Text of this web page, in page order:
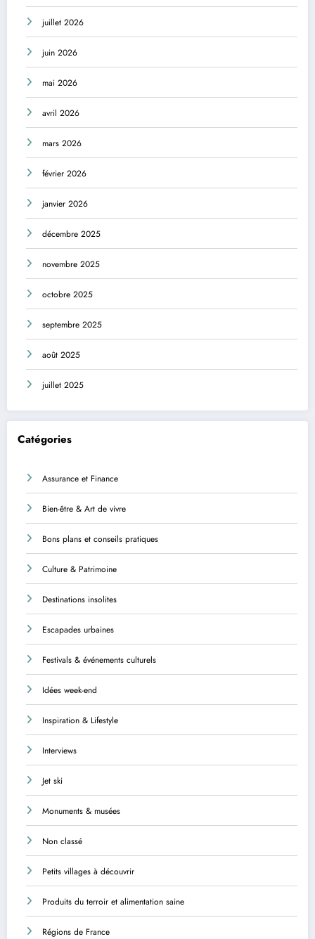
juillet 2026
juin 2026
mai 2026
avril 2026
mars 2026
février 2026
janvier 2026
décembre 2025
novembre 2025
octobre 2025
septembre 2025
août 2025
juillet 2025
Catégories
Assurance et Finance
Bien-être & Art de vivre
Bons plans et conseils pratiques
Culture & Patrimoine
Destinations insolites
Escapades urbaines
Festivals & événements culturels
Idées week-end
Inspiration & Lifestyle
Interviews
Jet ski
Monuments & musées
Non classé
Petits villages à découvrir
Produits du terroir et alimentation saine
Régions de France